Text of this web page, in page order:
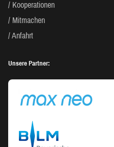
Kooperationen
Mitmachen
Anfahrt
Unsere Partner: